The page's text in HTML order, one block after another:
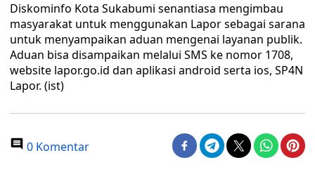
Diskominfo Kota Sukabumi senantiasa mengimbau
masyarakat untuk menggunakan Lapor sebagai sarana
untuk menyampaikan aduan mengenai layanan publik.
Aduan bisa disampaikan melalui SMS ke nomor 1708,
website lapor.go.id dan aplikasi android serta ios, SP4N
Lapor. (ist)
0 Komentar